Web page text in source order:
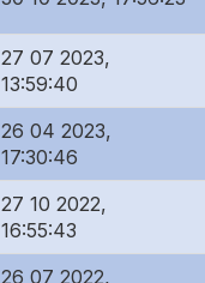
27 07 2023,
13:59:40
26 04 2023,
17:30:46
27 10 2022,
16:55:43
26 07 2022,